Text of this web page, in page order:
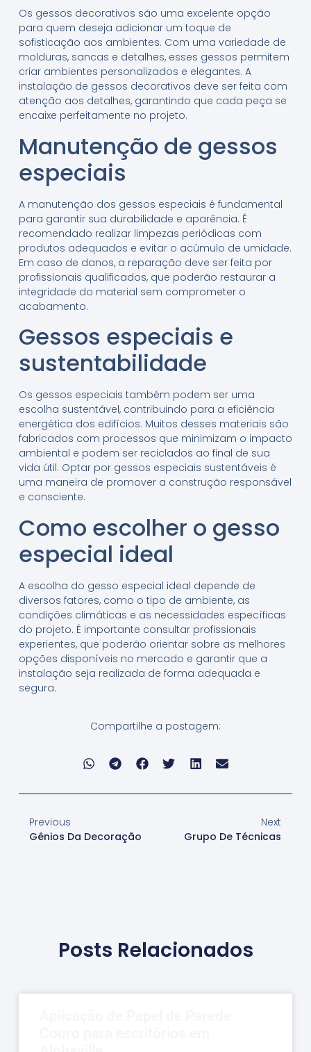
Os gessos decorativos são uma excelente opção
para quem deseja adicionar um toque de
sofisticação aos ambientes. Com uma variedade de
molduras, sancas e detalhes, esses gessos permitem
criar ambientes personalizados e elegantes. A
instalação de gessos decorativos deve ser feita com
atenção aos detalhes, garantindo que cada peça se
encaixe perfeitamente no projeto.
Manutenção de gessos
especiais
A manutenção dos gessos especiais é fundamental
para garantir sua durabilidade e aparência. É
recomendado realizar limpezas periódicas com
produtos adequados e evitar o acúmulo de umidade.
Em caso de danos, a reparação deve ser feita por
profissionais qualificados, que poderão restaurar a
integridade do material sem comprometer o
acabamento.
Gessos especiais e
sustentabilidade
Os gessos especiais também podem ser uma
escolha sustentável, contribuindo para a eficiência
energética dos edifícios. Muitos desses materiais são
fabricados com processos que minimizam o impacto
ambiental e podem ser reciclados ao final de sua
vida útil. Optar por gessos especiais sustentáveis é
uma maneira de promover a construção responsável
e consciente.
Como escolher o gesso
especial ideal
A escolha do gesso especial ideal depende de
diversos fatores, como o tipo de ambiente, as
condições climáticas e as necessidades específicas
do projeto. É importante consultar profissionais
experientes, que poderão orientar sobre as melhores
opções disponíveis no mercado e garantir que a
instalação seja realizada de forma adequada e
segura.
Compartilhe a postagem:
Previous
Gênios Da Decoração
Next
Grupo De Técnicas
Posts Relacionados